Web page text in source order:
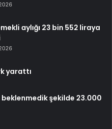
aylığı 23 bin 552 liraya
yarattı
beklenmedik şekilde 23.000